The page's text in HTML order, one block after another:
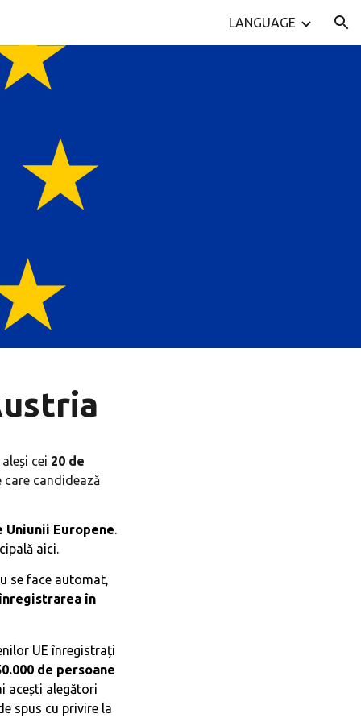
LANGUAGE
cei 20 de
candidează
Uniunii Europene.
aici.
se face automat,
în
UE înregistrați
de persoane
acești alegători
spus cu privire la